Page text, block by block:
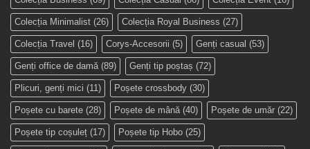
Colecția Minimalist (26) Colecția Royal Business (27)
Colecția Travel (16) Corys-Accesorii (5) Genți casual (53)
Genți office de damă (89) Genți tip poștaș (72)
Plicuri, genți mici (11) Poșete crossbody (30)
Poșete cu barete (28) Poșete de mână (40) Poșete de umăr (22)
Poșete tip coșuleț (17) Poșete tip Hobo (25)